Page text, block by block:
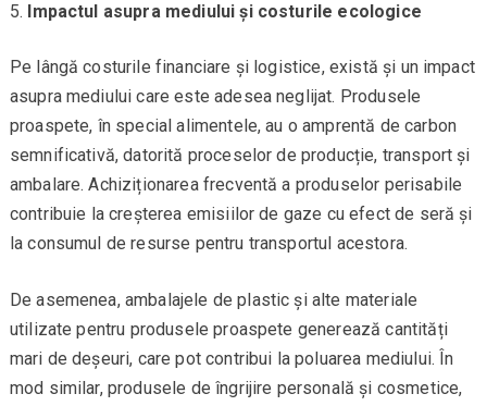
Impactul asupra mediului și costurile ecologice
Pe lângă costurile financiare și logistice, există și un impact
asupra mediului care este adesea neglijat. Produsele
proaspete, în special alimentele, au o amprentă de carbon
semnificativă, datorită proceselor de producție, transport și
ambalare. Achiziționarea frecventă a produselor perisabile
contribuie la creșterea emisiilor de gaze cu efect de seră și
la consumul de resurse pentru transportul acestora.
De asemenea, ambalajele de plastic și alte materiale
utilizate pentru produsele proaspete generează cantități
mari de deșeuri, care pot contribui la poluarea mediului. În
mod similar, produsele de îngrijire personală și cosmetice,